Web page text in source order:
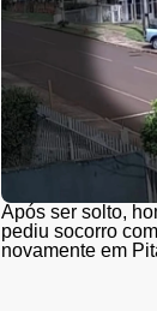
Após ser solto,
pediu socorro
novamente em